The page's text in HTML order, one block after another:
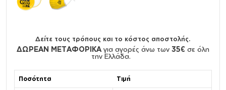
Δείτε τους τρόπους και το κόστος αποστολής.
ΔΩΡΕΑΝ ΜΕΤΑΦΟΡΙΚΑ για αγορές άνω των 35€ σε όλη
την Ελλάδα.
Ποσότητα Τιμή